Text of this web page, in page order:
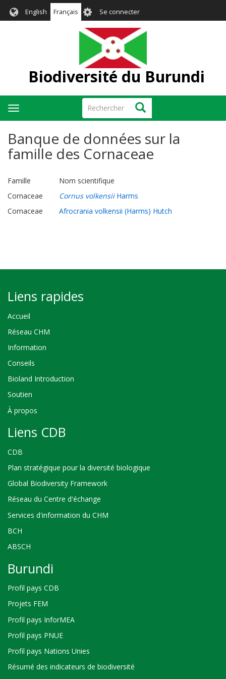
English Français User
account
menu
Se connecter
Biodiversité du Burundi
Rechercher Rechercher
Toggle
navigation
Banque de données sur la
famille des Cornaceae
Famille Nom scientifique
Cornaceae Cornus volkensiiHarms
Cornaceae Afrocrania volkensii (Harms) Hutch
Liens rapides
Accueil
Réseau CHM
Information
Conseils
Bioland Introduction
Soutien
À propos
Liens CDB
CDB
Plan stratégique pour la diversité biologique
Global Biodiversity Framework
Réseau du Centre d'échange
Services d'information du CHM
BCH
ABSCH
Burundi
Profil pays CDB
Projets FEM
Profil pays InforMEA
Profil pays PNUE
Profil pays Nations Unies
Résumé des indicateurs de biodiversité